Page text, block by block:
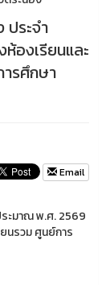
ประจำ
องเรียนและ
รศึกษา
Email
ะมาณ พ.ศ. 2569
นรวม ศูนย์การ